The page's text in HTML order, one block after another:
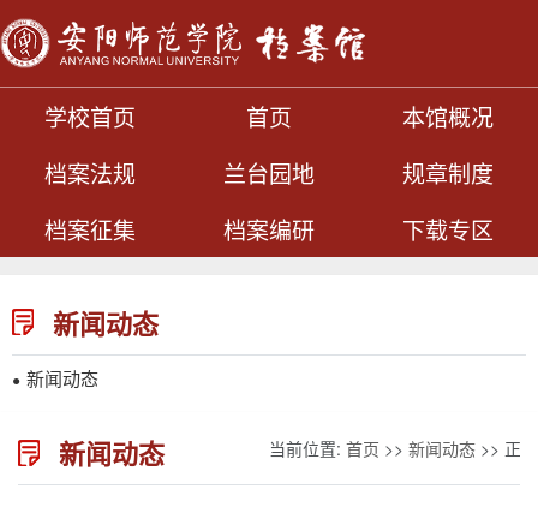
学校首页 首页
本馆概况
档案法规
兰台园地
规章制度
档案征集
档案编研 下载专区
新闻动态
● 新闻动态
新闻动态 当前位置: 首页 >> 新闻动态 >> 正文